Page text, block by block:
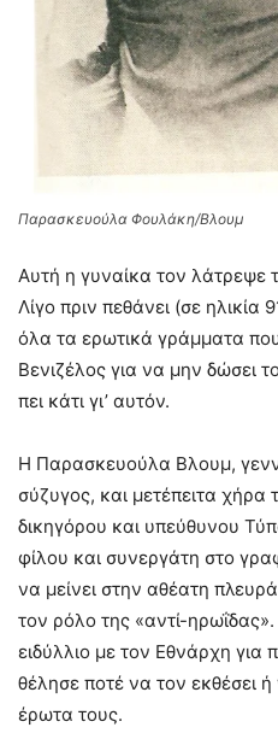
Παρασκευούλα Φουλάκη/Βλουμ
Αυτή η γυναίκα τον λάτρεψε
Λίγο πριν πεθάνει (σε
όλα τα ερωτικά γράμματα που
Βενιζέλος για να μην δώσει
πει κάτι γι’ αυτόν.
Η Παρασκευούλα Βλουμ,
σύζυγος, και μετέπειτα
δικηγόρου και υπεύθυνου
φίλου και συνεργάτη στο
να μείνει στην αθέατη πλευρά
τον ρόλο της «αντί-
ειδύλλιο με τον Εθνάρχη
θέλησε ποτέ να τον εκθέσει ή
έρωτα τους.